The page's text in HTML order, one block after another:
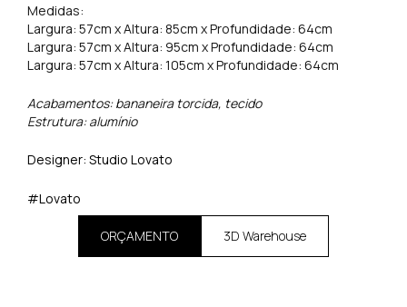
Medidas:
Largura: 57cm x Altura: 85cm x Profundidade: 64cm
Largura: 57cm x Altura: 95cm x Profundidade: 64cm
Largura: 57cm x Altura: 105cm x Profundidade: 64cm
Acabamentos: bananeira torcida, tecido
Estrutura: alumínio
Designer: Studio Lovato
#Lovato
ORÇAMENTO 3D Warehouse